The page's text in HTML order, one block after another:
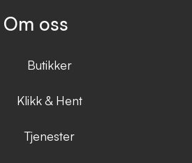
Om oss
Butikker
Klikk & Hent
Tjenester